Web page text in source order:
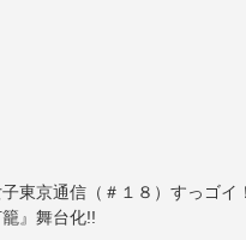
東京通信（＃１８）すっゴ
』舞台化!!